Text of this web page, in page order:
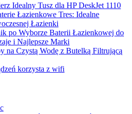
Idealny Tusz dla HP DeskJet 1110
Łazienkowe Tres: Idealne
Łazienki
po Wyborze Baterii Łazienkowej do
i Najlepsze Marki
na Czystą Wodę z Butelką Filtrującą
korzysta z wifi